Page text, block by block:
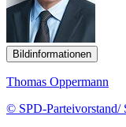
Bildinformationen
Thomas Oppermann
© SPD-Parteivorstand/